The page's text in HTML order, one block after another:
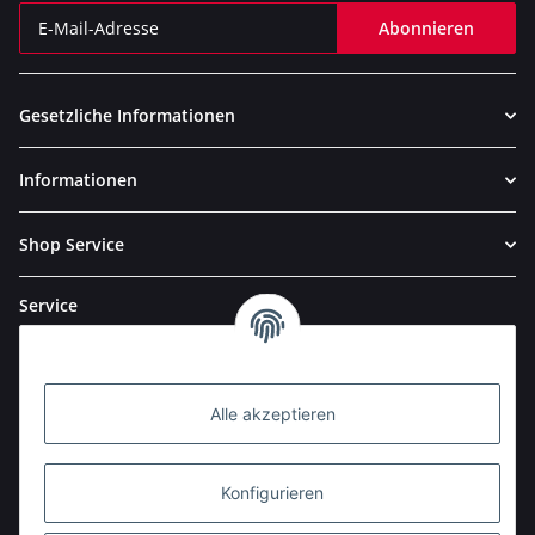
Alle akzeptieren
Konfigurieren
Abonnieren
Gesetzliche Informationen
Informationen
Shop Service
Service